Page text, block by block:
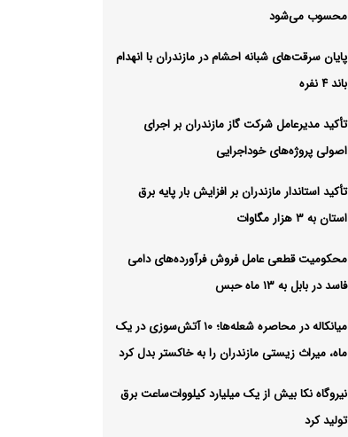
محسوب می‌شود
پایان سرقت‌های شبانه احشام در مازندران با انهدام
باند ۴ نفره
تأکید مدیرعامل شرکت گاز مازندران بر اجرای
اصولی پروژه‌های خوداجرایی
تأکید استاندار مازندران بر افزایش بار پایه برق
استان به ۳ هزار مگاوات
محکومیت قطعی عامل فروش فرآورده‌های دامی
فاسد در بابل به ۱۳ ماه حبس
میانکاله در محاصره شعله‌ها؛ ۱۰ آتش‌سوزی در یک
ماه، میراث زیستی مازندران را به خاکستر بدل کرد
نیروگاه نکا بیش از یک میلیارد کیلووات‌ساعت برق
تولید کرد